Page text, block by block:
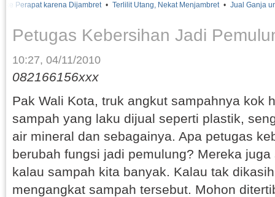
Perapat karena Dijambret • Terlilit Utang, Nekat Menjambret • Jual Ganja
Petugas Kebersihan Jadi
10:27, 04/11/2010
082166156xxx
Pak Wali Kota, truk angkut sampahnya kok
sampah yang laku dijual seperti plastik,
air mineral dan sebagainya. Apa petugas
berubah fungsi jadi pemulung? Mereka
kalau sampah kita banyak. Kalau tak
mengangkat sampah tersebut. Mohon